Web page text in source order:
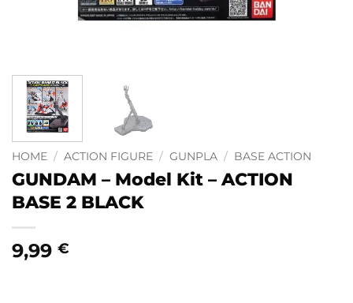
HOME / ACTION FIGURE / GUNPLA / BASE ACTION
GUNDAM – Model Kit – ACTION
BASE 2 BLACK
9,99 €